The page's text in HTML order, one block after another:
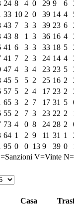
24 8 4 0 29 9 6
33 10 2 0 39 14 4
43 7 3 3 39 23 6
43 8 1 3 36 16 4
41 6 3 3 33 18 5
41 7 2 3 24 14 4
47 4 3 4 23 23 5
45 5 5 2 25 16 2
57 5 2 4 17 23 2
65 3 2 7 17 31 5
55 2 7 3 23 22 2
73 4 0 8 24 28 2
64 1 2 9 11 31 1
95 0 0 13 9 39 0
V=Vinte
Casa